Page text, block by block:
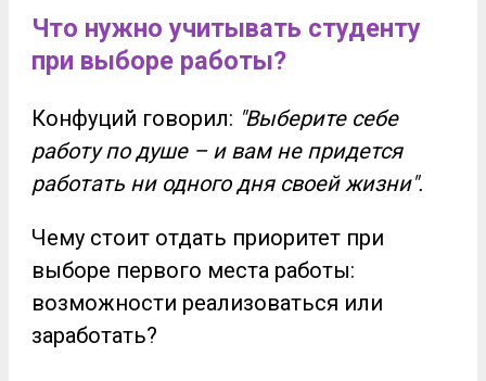
Что нужно учитывать студенту
при выборе работы?
Конфуций говорил: "Выберите себе
работу по душе – и вам не придется
работать ни одного дня своей жизни".
Чему стоит отдать приоритет при
выборе первого места работы:
возможности реализоваться или
заработать?